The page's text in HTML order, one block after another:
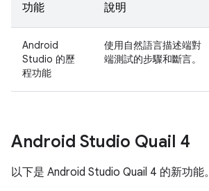
功能 說明
Android
Studio 的歷
程功能
使用自然語言描述端對
端測試的步驟和斷言。
Android Studio Quail 4
以下是 Android Studio Quail 4 的新功能。